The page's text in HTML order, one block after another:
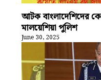
আটক বাংলাদেশিদের
মালয়েশিয়া পুলিশ
June 30, 2025